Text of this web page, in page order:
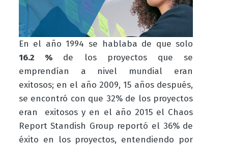
En el año 1994 se hablaba de que solo
16.2 % de los proyectos que se
emprendían a nivel mundial eran
exitosos; en el año 2009, 15 años después,
se encontró con que 32% de los proyectos
eran exitosos y en el año 2015 el Chaos
Report Standish Group reportó el 36% de
éxito en los proyectos, entendiendo por